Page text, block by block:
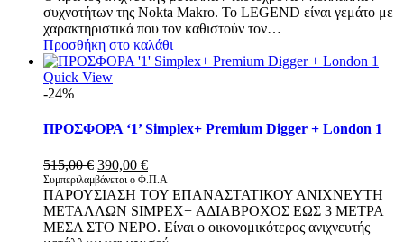
συχνοτήτων της Nokta Makro. Το LEGEND είναι γεμάτο με
χαρακτηριστικά που τον καθιστούν τον…
Προσθήκη στο καλάθι
Quick View
-24%
ΠΡΟΣΦΟΡΑ ‘1’ Simplex+ Premium Digger + London 1
515,00€ Original
price
was:
515,00 €.
390,00 €Η
τρέχουσα
τιμή
είναι:
390,00 €.
Συμπεριλαμβάνεται ο Φ.Π.Α
ΠΑΡΟΥΣΙΑΣΗ ΤΟΥ ΕΠΑΝΑΣΤΑΤΙΚΟΥ ΑΝΙΧΝΕΥΤΗ
ΜΕΤΑΛΛΩΝ SIMPEX+ ΑΔΙΑΒΡΟΧΟΣ ΕΩΣ 3 ΜΕΤΡΑ
ΜΕΣΑ ΣΤΟ ΝΕΡΟ. Είναι ο οικονομικότερος ανιχνευτής